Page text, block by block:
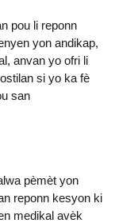
pou li reponn
yon andikap,
anvan yo ofri li
si yo ka fè
san
pèmèt yon
reponn kesyon ki
medikal avèk